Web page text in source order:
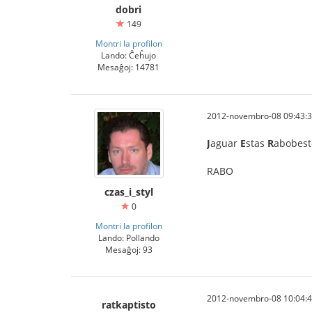
dobri
149
Montri la profilon
Lando: Ĉeĥujo
Mesaĝoj: 14781
czas_i_styl
0
Montri la profilon
Lando: Pollando
Mesaĝoj: 93
2012-novembro-08
Jaguar Estas R
RABO
ratkaptisto 2012-novembro-08